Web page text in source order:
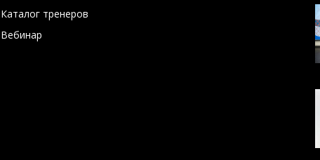
Каталог тренеров
Вебинар